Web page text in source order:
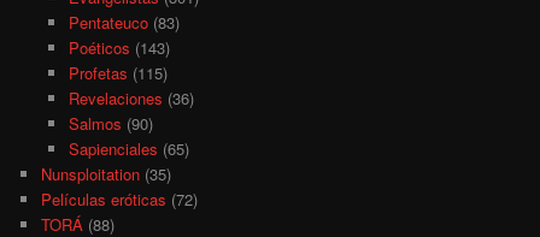
Pentateuco(83)
Poéticos (143)
Profetas (115)
Revelaciones (36)
Salmos (90)
Sapienciales (65)
Nunsploitation (35)
Películas eróticas (72)
TORÁ (88)